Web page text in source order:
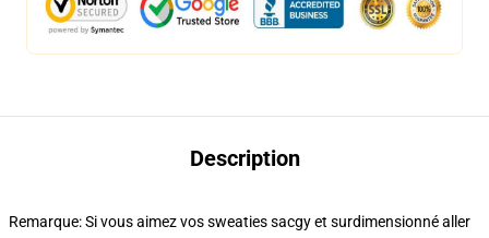
Description
Remarque: Si vous aimez vos sweaties sacgy et surdimensionné aller